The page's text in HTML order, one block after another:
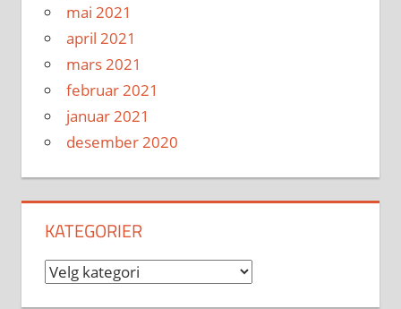
mai 2021
april 2021
mars 2021
februar 2021
januar 2021
desember 2020
KATEGORIER
Kategorier